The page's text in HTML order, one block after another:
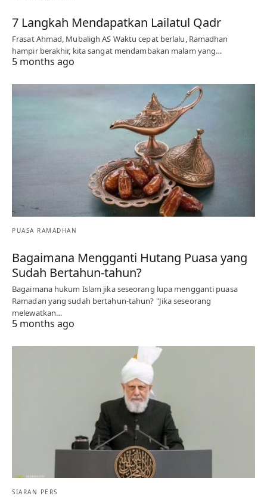
7 Langkah Mendapatkan Lailatul Qadr
Frasat Ahmad, Mubaligh AS Waktu cepat berlalu, Ramadhan
hampir berakhir, kita sangat mendambakan malam yang…
5 months ago
PUASA RAMADHAN
Bagaimana Mengganti Hutang Puasa yang
Sudah Bertahun-tahun?
Bagaimana hukum Islam jika seseorang lupa mengganti puasa
Ramadan yang sudah bertahun-tahun? "Jika seseorang
melewatkan…
5 months ago
SIARAN PERS